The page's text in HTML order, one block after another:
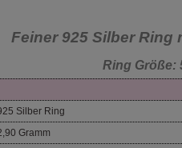
Feiner 925 Silber Ring
Ring Größe:
Silber Ring
Gramm